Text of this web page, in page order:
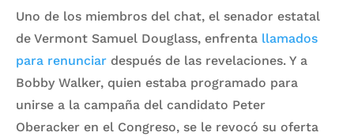
Uno de los miembros del chat, el senador estatal
de Vermont Samuel Douglass, enfrenta llamados
para renunciar después de las revelaciones. Y a
Bobby Walker, quien estaba programado para
unirse a la campaña del candidato Peter
Oberacker en el Congreso, se le revocó su oferta